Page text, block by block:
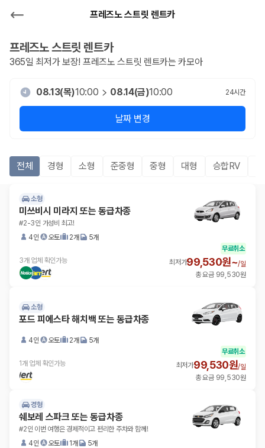
프레즈노 스트릿 렌트카
프레즈노 스트릿 렌트카
365일 최저가 보장! 프레즈노 스트릿 렌트카는 카모아
08.13(목)10:00 08.14(금)10:00 24시간
날짜 변경
전체 경형 소형 준중형 중형 대형 승합RV
소형
미쓰비시 미라지 또는 동급차종
#2-3인 가성비 최고!
4인
오토 2개 5개
3개 업체 확인가능
무료취소
최저가99,530원~/일
총 요금 99,530원
소형
포드 피에스타 해치백 또는 동급차종
4인 오토 2개 5개
1개 업체 확인가능
무료취소
최저가99,530원/일
총 요금 99,530원
경형
쉐보레 스파크 또는 동급차종
#2인 이번 여행은 경제적이고 편리한 주차와 함께!
4인
오토 1개 5개